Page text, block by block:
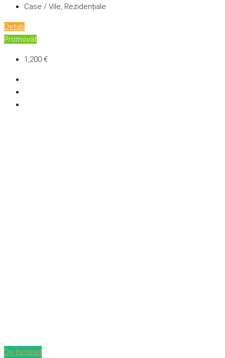
Case / Vile, Rezidențiale
Detalii
Promovat
1,200 €
De închiriat